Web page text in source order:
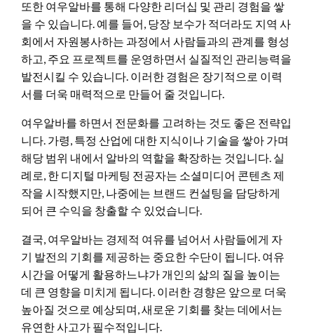
또한 여우알바를 통해 다양한 리더십 및 관리 경험을 쌓
을 수 있습니다. 예를 들어, 당장 보수가 적더라도 지역 사
회에서 자원봉사하는 과정에서 사람들과의 관계를 형성
하고, 주요 프로젝트를 운영하면서 실질적인 관리능력을
발전시킬 수 있습니다. 이러한 경험은 장기적으로 이력
서를 더욱 매력적으로 만들어 줄 것입니다.
여우알바를 하면서 전문화를 고려하는 것도 좋은 전략입
니다. 가령, 특정 산업에 대한 지식이나 기술을 쌓아 가며
해당 범위 내에서 알바의 역할을 확장하는 것입니다. 실
례로, 한 디지털 마케팅 전공자는 소셜미디어 콘텐츠 제
작을 시작했지만, 나중에는 브랜드 컨설팅을 담당하게
되어 큰 수익을 창출할 수 있었습니다.
결국, 여우알바는 경제적 여유를 넘어서 사람들에게 자
기 발전의 기회를 제공하는 중요한 수단이 됩니다. 여유
시간을 어떻게 활용하느냐가 개인의 삶의 질을 높이는
데 큰 영향을 미치게 됩니다. 이러한 경향은 앞으로 더욱
높아질 것으로 예상되며, 새로운 기회를 찾는 데에서는
유연한 사고가 필수적입니다.